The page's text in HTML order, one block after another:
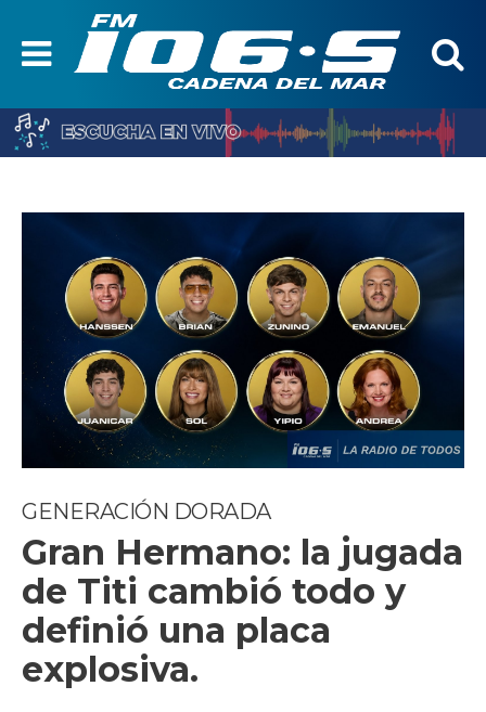
GENERACIÓN DORADA
Gran Hermano: la jugada
de Titi cambió todo y
definió una placa
explosiva.